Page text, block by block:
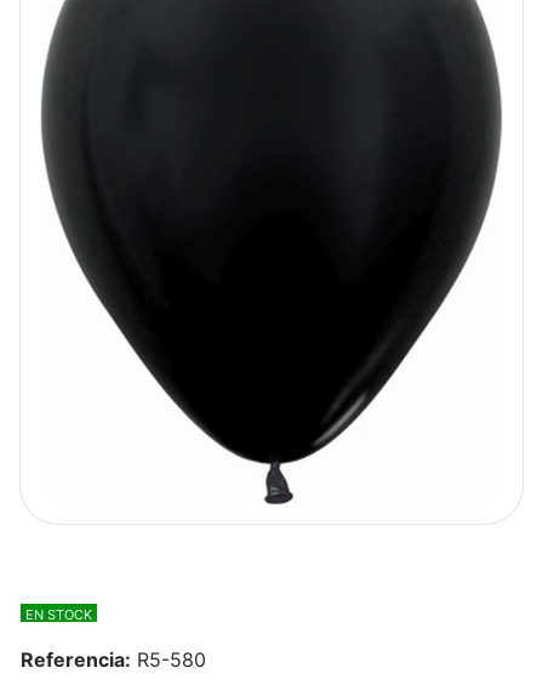
EN STOCK
Referencia: R5-580